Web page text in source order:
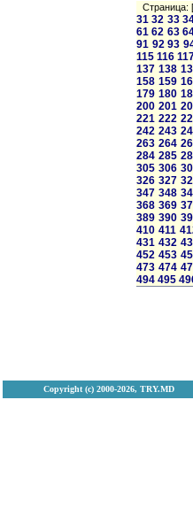
Страница:
31 32 33
61 62 63
91 92 93
115 116
137 138
158 159
179 180
200 201
221 222
242 243
263 264
284 285
305 306
326 327
347 348
368 369
389 390
410 411
431 432
452 453
473 474
494 495
Copyright (с) 2000-2026, TRY.MD